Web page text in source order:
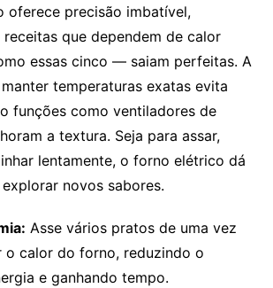
oferece precisão imbatível,
que dependem de calor
essas cinco — saiam perfeitas. A
temperaturas exatas evita
funções como ventiladores de
a textura. Seja para assar,
lentamente, o forno elétrico dá
novos sabores.
Asse vários pratos de uma vez
o calor do forno, reduzindo o
e ganhando tempo.